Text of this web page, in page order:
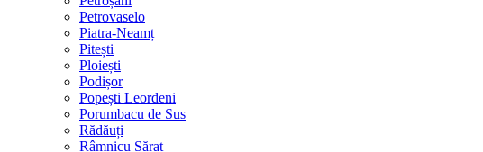
Petrovaselo
Piatra-Neamț
Pitești
Ploiești
Podișor
Popești Leordeni
Porumbacu de Sus
Rădăuți
Râmnicu Sărat